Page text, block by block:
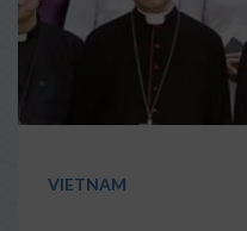
VIETNAM